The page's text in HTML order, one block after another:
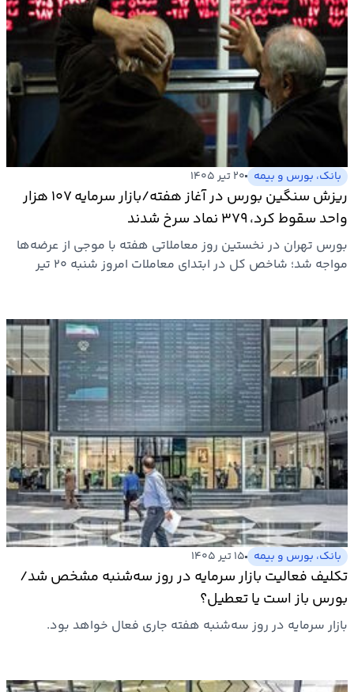
بانک، بورس و بیمه ۲۰ تیر ۱۴۰۵
ریزش سنگین بورس در آغاز هفته/بازار سرمایه ۱۰۷ هزار
واحد سقوط کرد، ۳۷۹ نماد سرخ شدند
بورس تهران در نخستین روز معاملاتی هفته با موجی از عرضه‌ها
مواجه شد؛ شاخص کل در ابتدای معاملات امروز شنبه ۲۰ تیر
بانک، بورس و بیمه ۱۵ تیر ۱۴۰۵
تکلیف فعالیت بازار سرمایه در روز سه‌شنبه مشخص شد/
بورس باز است یا تعطیل؟
بازار سرمایه در روز سه‌شنبه هفته جاری فعال خواهد بود.